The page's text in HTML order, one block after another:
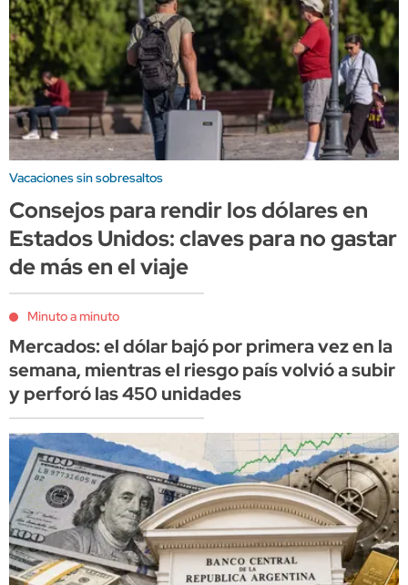
Vacaciones sin sobresaltos
Consejos para rendir los dólares en
Estados Unidos: claves para no gastar
de más en el viaje
Minuto a minuto
Mercados: el dólar bajó por primera vez en la
semana, mientras el riesgo país volvió a subir
y perforó las 450 unidades